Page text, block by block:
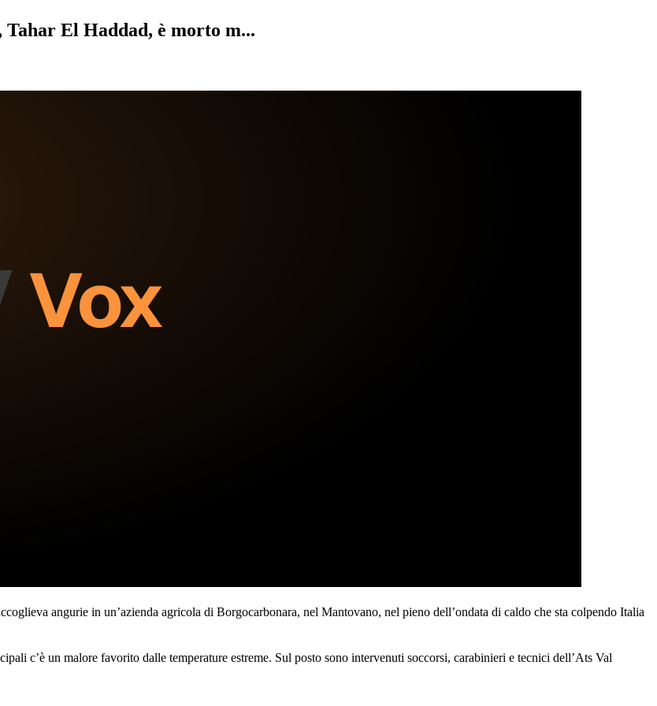
El Haddad, è morto m...
angurie in un’azienda agricola di Borgocarbonara, nel Mantovano, nel pieno dell’ondata di caldo che sta colpendo Italia
c’è un malore favorito dalle temperature estreme. Sul posto sono intervenuti soccorsi, carabinieri e tecnici dell’Ats Val